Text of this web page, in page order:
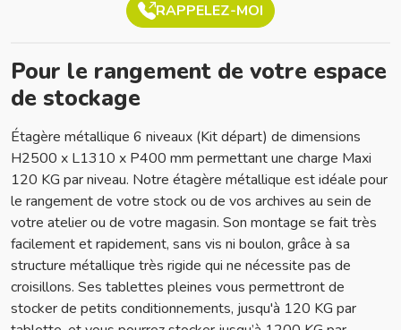
RAPPELEZ-MOI
Pour le rangement de votre espace
de stockage
Étagère métallique 6 niveaux (Kit départ) de dimensions
H2500 x L1310 x P400 mm permettant une charge Maxi
120 KG par niveau. Notre étagère métallique est idéale pour
le rangement de votre stock ou de vos archives au sein de
votre atelier ou de votre magasin. Son montage se fait très
facilement et rapidement, sans vis ni boulon, grâce à sa
structure métallique très rigide qui ne nécessite pas de
croisillons. Ses tablettes pleines vous permettront de
stocker de petits conditionnements, jusqu'à 120 KG par